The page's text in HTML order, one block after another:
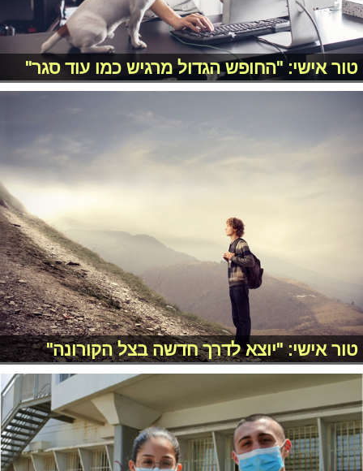
טור אישי: "החופש הגדול מרגיש כמו עוד סגר"
טור אישי: "יוצא לדרך חדשה בצל הקורונה"